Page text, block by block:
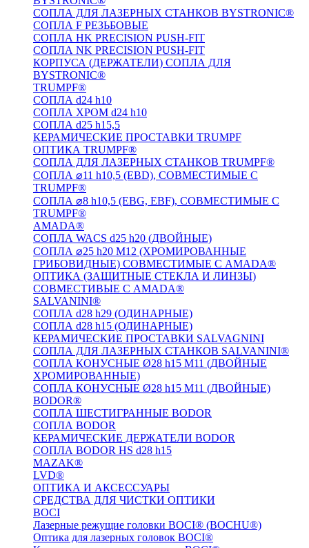
СОПЛА ДЛЯ ЛАЗЕРНЫХ СТАНКОВ BYSTRONIC®
СОПЛА F РЕЗЬБОВЫЕ
СОПЛА HK PRECISION PUSH-FIT
СОПЛА NK PRECISION PUSH-FIT
КОРПУСА (ДЕРЖАТЕЛИ) СОПЛА ДЛЯ
BYSTRONIC®
TRUMPF®
СОПЛА d24 h10
СОПЛА ХРОМ d24 h10
СОПЛА d25 h15,5
КЕРАМИЧЕСКИЕ ПРОСТАВКИ TRUMPF
ОПТИКА TRUMPF®
СОПЛА ДЛЯ ЛАЗЕРНЫХ СТАНКОВ TRUMPF®
СОПЛА ⌀11 h10,5 (EBD), СОВМЕСТИМЫЕ С
TRUMPF®
СОПЛА ⌀8 h10,5 (EBG, EBF), СОВМЕСТИМЫЕ С
TRUMPF®
AMADA®
СОПЛА WACS d25 h20 (ДВОЙНЫЕ)
СОПЛА ⌀25 h20 M12 (ХРОМИРОВАННЫЕ
ГРИБОВИДНЫЕ) СОВМЕСТИМЫЕ С AMADA®
ОПТИКА (ЗАЩИТНЫЕ СТЕКЛА И ЛИНЗЫ)
СОВМЕСТИВЫЕ С AMADA®
SALVANINI®
СОПЛА d28 h29 (ОДИНАРНЫЕ)
СОПЛА d28 h15 (ОДИНАРНЫЕ)
КЕРАМИЧЕСКИЕ ПРОСТАВКИ SALVAGNINI
СОПЛА ДЛЯ ЛАЗЕРНЫХ СТАНКОВ SALVANINI®
СОПЛА КОНУСНЫЕ Ø28 h15 M11 (ДВОЙНЫЕ
ХРОМИРОВАННЫЕ)
СОПЛА КОНУСНЫЕ Ø28 h15 M11 (ДВОЙНЫЕ)
BODOR®
СОПЛА ШЕСТИГРАННЫЕ BODOR
СОПЛА BODOR
КЕРАМИЧЕСКИЕ ДЕРЖАТЕЛИ BODOR
СОПЛА BODOR HS d28 h15
MAZAK®
LVD®
ОПТИКА И АКСЕССУАРЫ
СРЕДСТВА ДЛЯ ЧИСТКИ ОПТИКИ
BOCI
Лазерные режущие головки BOCI® (BOCHU®)
Оптика для лазерных головок BOCI®